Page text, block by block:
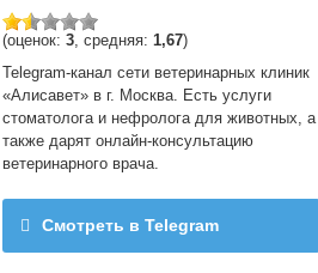
(оценок:3, средняя:1,67)
Telegram-канал сети ветеринарных клиник
«Алисавет» в г. Москва. Есть услуги
стоматолога и нефролога для животных, а
также дарят онлайн-консультацию
ветеринарного врача.
Смотреть в Telegram